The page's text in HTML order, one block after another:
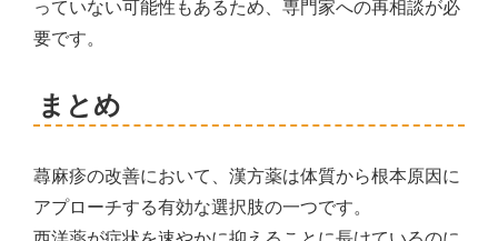
っていない可能性もあるため、専門家への再相談が必
要です。
まとめ
蕁麻疹の改善において、漢方薬は体質から根本原因に
アプローチする有効な選択肢の一つです。